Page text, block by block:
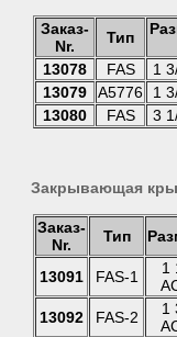
Заказ-
Nr.
Тип
13078
FAS 1
13079
A5776 1
13080
FAS 3
Закрывающая
Заказ-
Nr.
Тип
13091 FAS-1
1
13092 FAS-2
1